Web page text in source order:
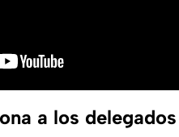
a los